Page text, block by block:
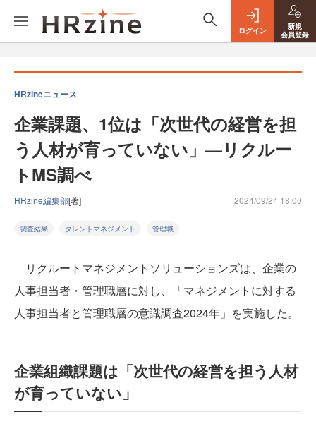
ログイン
新規
会員登録
HRzineニュース
企業課題、1位は「次世代の経営を担
う人材が育っていない」—リクルー
トMS調べ
HRzine編集部[著] 2024/09/24 18:00
調査結果 タレントマネジメント 管理職
リクルートマネジメントソリューションズは、企業の
人事担当者・管理職層に対し、「マネジメントに対する
人事担当者と管理職層の意識調査2024年」を実施した。
企業組織課題は「次世代の経営を担う人材
が育っていない」